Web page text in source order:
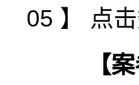
05 】
点
【